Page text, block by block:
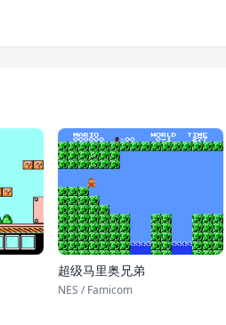
超级马里奥兄弟
NES / Famicom